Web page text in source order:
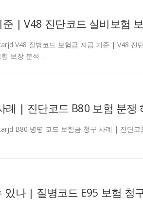
| V48 진단코드 실비보험
V48 질병코드 보험금 지급 기준 | V48 진
보장 분석 …
례 | 진단코드 B80 보험 분쟁
B80 병명 코드 보험금 청구 사례 | 진단
있나 | 질병코드 E95 보험 청